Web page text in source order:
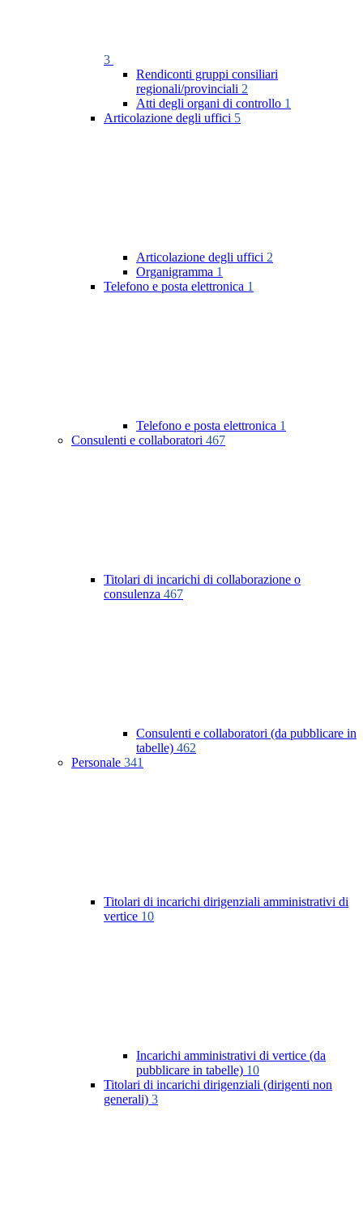
3
Rendiconti gruppi consiliari
regionali/provinciali 2
Atti degli organi di controllo 1
Articolazione degli uffici 5
Articolazione degli uffici 2
Organigramma 1
Telefono e posta elettronica 1
Telefono e posta elettronica 1
Consulenti e collaboratori 467
Titolari di incarichi di collaborazione o
consulenza 467
Consulenti e collaboratori (da pubblicare in
tabelle) 462
Personale 341
Titolari di incarichi dirigenziali amministrativi di
vertice 10
Incarichi amministrativi di vertice (da
pubblicare in tabelle) 10
Titolari di incarichi dirigenziali (dirigenti non
generali) 3